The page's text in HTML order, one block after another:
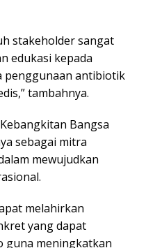
stakeholder sangat
edukasi kepada
penggunaan antibiotik
tambahnya.
Bangsa
sebagai mitra
mewujudkan
melahirkan
yang dapat
guna meningkatkan